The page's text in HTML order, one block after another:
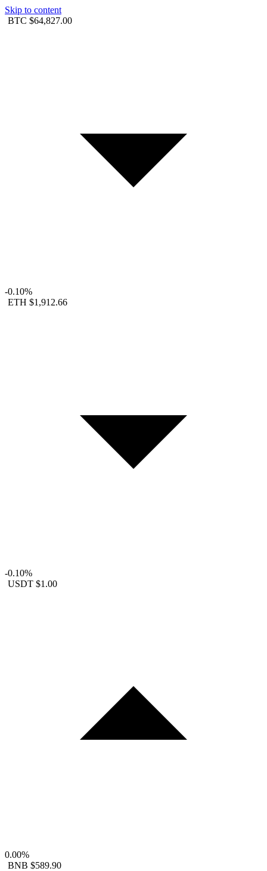
Skip to content
BTC $64,827.00
-0.10%
ETH $1,912.66
-0.10%
USDT $1.00
0.00%
BNB $589.90